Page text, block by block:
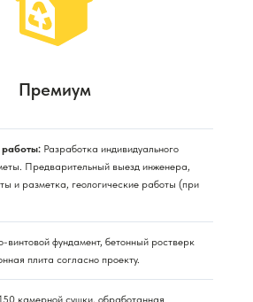
Премиум
работы: Разработка индивидуального
Предварительный выезд инженера,
и разметка, геологические работы (при
винтовой фундамент, бетонный ростверк
плита согласно проекту.
камерной сушки, обработанная